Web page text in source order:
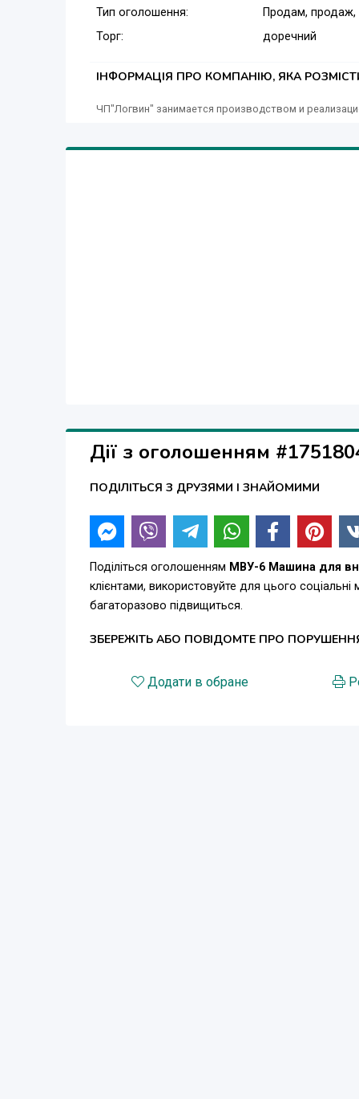
- Працюємо з будь-якою формою розрахунку
МВУ-6 — ваш помічник для родючого ґрунту та
Телефонуйте для детальної інформації або
Тип оголошення:
Продам,
Торг:
доречний
ІНФОРМАЦІЯ ПРО КОМПАНІЮ, ЯКА
ЧП"Логвин" занимается производством и
Дії з оголошенням
ПОДІЛІТЬСЯ З ДРУЗЯМИ І ЗНАЙОМИМИ
Поділіться оголошенням МВУ-6 Машина для
клієнтами, використовуйте для цього
багаторазово підвищиться.
ЗБЕРЕЖІТЬ АБО ПОВІДОМТЕ ПРО
Додати в обране